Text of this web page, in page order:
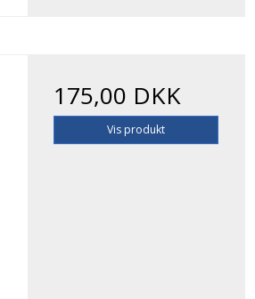
175,00 DKK
Vis produkt